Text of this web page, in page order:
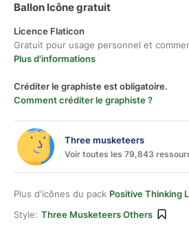
Ballon Icône gratuit
Licence Flaticon
Gratuit pour usage personnel et
Plus d'informations
Créditer le graphiste est obligatoire.
Comment créditer le graphiste ?
Three musketeers
Voir toutes les 79,843
Plus d'icônes du pack Positive Thinking
Style: Three Musketeers Others